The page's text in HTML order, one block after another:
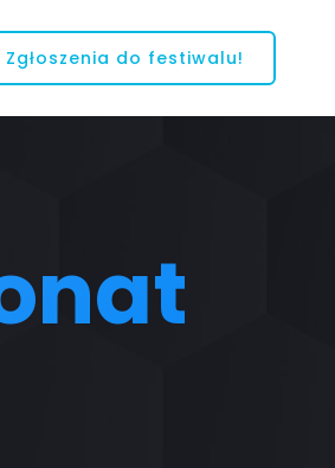
Zgłoszenia do festiwalu!